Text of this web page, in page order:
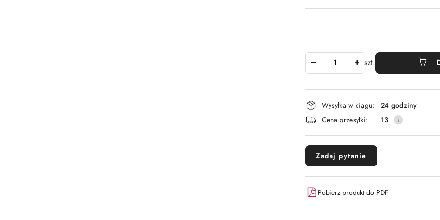
szt.
Dostępność
i
dostawa
Wysyłka w ciągu:
24 godziny
Cena przesyłki:
13
Zadaj pytanie
Pobierz produkt do PDF